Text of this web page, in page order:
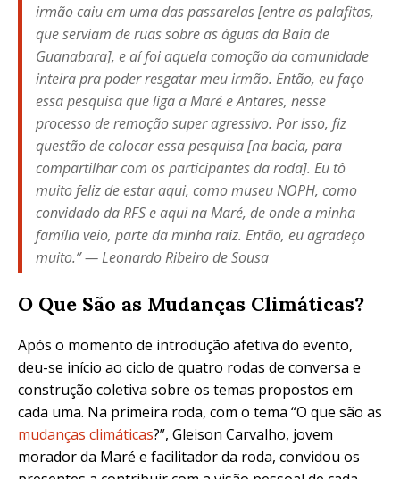
irmão caiu em uma das passarelas [entre as palafitas,
que serviam de ruas sobre as águas da Baía de
Guanabara], e aí foi aquela comoção da comunidade
inteira pra poder resgatar meu irmão. Então, eu faço
essa pesquisa que liga a Maré e Antares, nesse
processo de remoção super agressivo. Por isso, fiz
questão de colocar essa pesquisa [na bacia, para
compartilhar com os participantes da roda]. Eu tô
muito feliz de estar aqui, como museu NOPH, como
convidado da RFS e aqui na Maré, de onde a minha
família veio, parte da minha raiz. Então, eu agradeço
muito.” — Leonardo Ribeiro de Sousa
O Que São as Mudanças Climáticas?
Após o momento de introdução afetiva do evento,
deu-se início ao ciclo de quatro rodas de conversa e
construção coletiva sobre os temas propostos em
cada uma. Na primeira roda, com o tema “O que são as
mudanças climáticas?”, Gleison Carvalho, jovem
morador da Maré e facilitador da roda, convidou os